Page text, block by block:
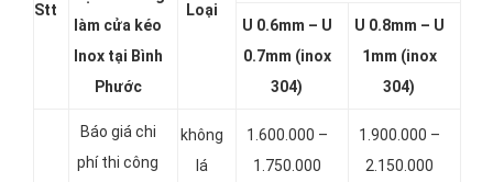
Stt
làm cửa kéo
Inox tại Bình
Phước
Loại
U 0.6mm – U
0.7mm (inox
304)
U 0.8mm – U
1mm (inox
304)
Báo giá chi
phí thi công
không
lá
1.600.000 –
1.750.000
1.900.000 –
2.150.000